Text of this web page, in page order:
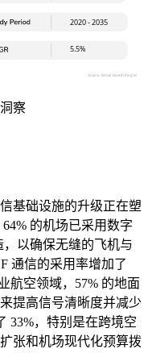
察
基础设施的升级正在塑
的机场已采用数字
以确保无缝的飞机与
通信的采用率增加了
航空领域，57% 的地面
提高信号清晰度并减少
33%，特别是在跨境空
张和机场现代化预算拨